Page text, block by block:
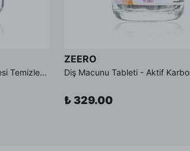
Kireç Çözücü & Bulaşık Makinesi Temizleyici (Limon Tuzu) - 150 gr
ZEERO
₺ 329.00